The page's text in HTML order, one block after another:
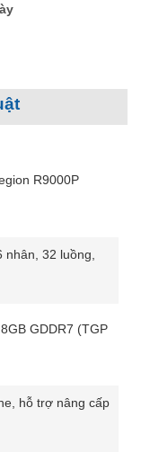
R9000P
32 luồng,
GDDR7 (TGP
hỗ trợ nâng cấp